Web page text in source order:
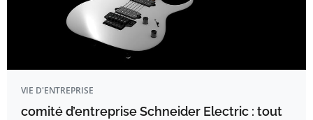
VIE D'ENTREPRISE
comité d’entreprise Schneider Electric : tout